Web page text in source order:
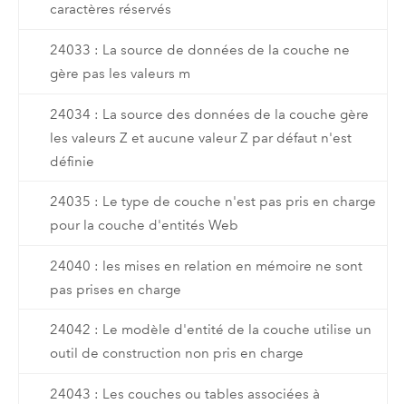
caractères réservés
24033 : La source de données de la couche ne
gère pas les valeurs m
24034 : La source des données de la couche gère
les valeurs Z et aucune valeur Z par défaut n'est
définie
24035 : Le type de couche n'est pas pris en charge
pour la couche d'entités Web
24040 : les mises en relation en mémoire ne sont
pas prises en charge
24042 : Le modèle d'entité de la couche utilise un
outil de construction non pris en charge
24043 : Les couches ou tables associées à